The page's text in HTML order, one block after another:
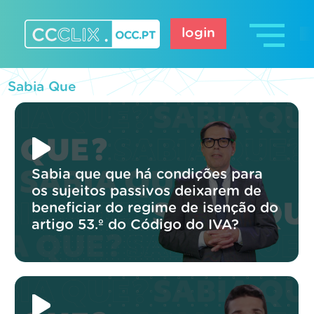
content
login
Sabia Que
Sabia que que há condições para
os sujeitos passivos deixarem de
beneficiar do regime de isenção do
artigo 53.º do Código do IVA?